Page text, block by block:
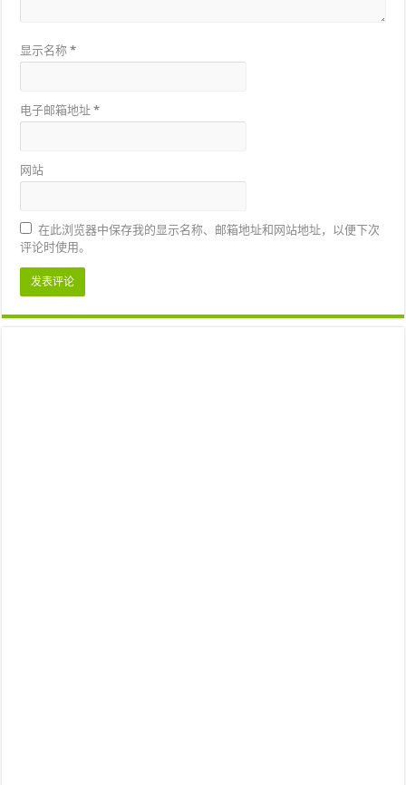
显示名称*
电子邮箱地址*
网站
在此浏览器中保存我的显示名称、邮箱地址和网站地址，以便下次
评论时使用。